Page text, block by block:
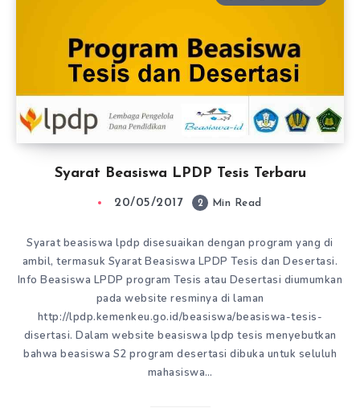
Syarat Beasiswa LPDP Tesis Terbaru
20/05/2017 2 Min Read
Syarat beasiswa lpdp disesuaikan dengan program yang di
ambil, termasuk Syarat Beasiswa LPDP Tesis dan Desertasi.
Info Beasiswa LPDP program Tesis atau Desertasi diumumkan
pada website resminya di laman
http://lpdp.kemenkeu.go.id/beasiswa/beasiswa-tesis-
disertasi. Dalam website beasiswa lpdp tesis menyebutkan
bahwa beasiswa S2 program desertasi dibuka untuk seluluh
mahasiswa…